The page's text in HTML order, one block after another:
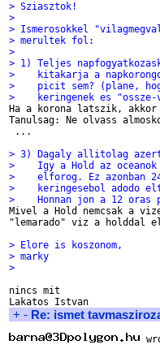
> Sziasztok!
>
> Ismerosokkel
> merultek fol:
>
> 1) Teljes
>    kitakarja a
>    picit sem? (plane,
>    keringenek es
Ha a korona latszik, akkor
Tanulsag: Ne olvass
...
> 3) Dagaly allitolag
>    Igy a Hold az
>    elforog. Ez azonban
>    keringesebol adodo
>    Honnan jon a 12 oras
Mivel a Hold nemcsak a
"lemarado" viz a holddal
> Elore is koszonom,
> marky
>
nincs mit
+ - Re: ismet